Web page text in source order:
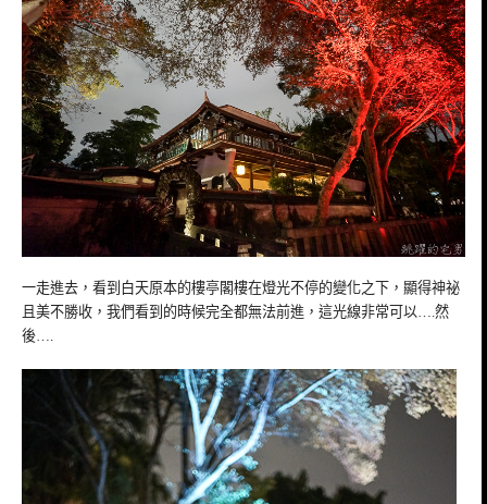
一走進去，看到白天原本的樓亭閣樓在燈光不停的變化之下，顯得神祕
且美不勝收，我們看到的時候完全都無法前進，這光線非常可以….然
後….